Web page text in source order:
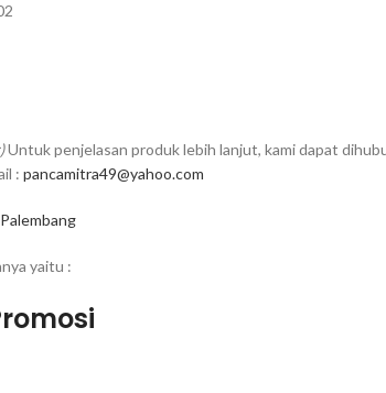
Untuk penjelasan produk lebih lanjut, kami dapat
: pancamitra49@yahoo.com
yaitu :